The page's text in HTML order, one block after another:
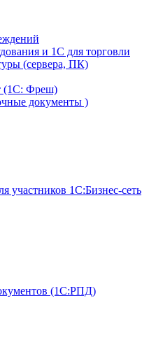
и 1С для торговли
(сервера, ПК)
(1С: Фреш)
документы )
участников 1С:Бизнес-сеть
(1С:РПД)